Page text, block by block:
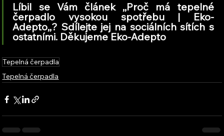
Líbil se Vám článek ,,Proč má tepelné
čerpadlo vysokou spotřebu | Eko-
Adepto,,? Sdílejte jej na sociálních sítích s
ostatními. Děkujeme Eko-Adepto
Tepelná čerpadla
Tepelná čerpadla